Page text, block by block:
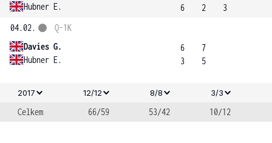
Hubner E.
6
2
3
04.02.
Davies G.
Hubner E.
Q-1K
6
3
7
5
2017 12/12 8/8 3/3
Celkem 66/59 53/42 10/12